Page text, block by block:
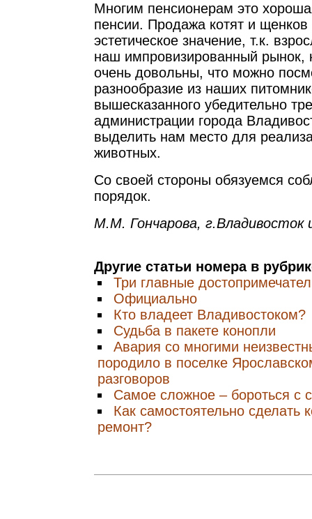
Многим пенсионерам это
пенсии. Продажа котят и
эстетическое значение, т.к.
наш импровизированный рынок,
очень довольны, что можно
разнообразие из наших
вышесказанного убедительно
администрации города
выделить нам место для
животных.
Со своей стороны обязуемся
порядок.
М.М. Гончарова, г.Владивосток
Другие статьи номера в
Три главные
Официально
Кто владеет Владивостоком?
Судьба в пакете конопли
Авария со многими
породило в поселке
разговоров
Cамое сложное – бороться с
Как самостоятельно сделать
ремонт?